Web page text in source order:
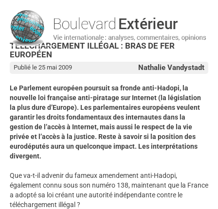
TÉLÉCHARGEMENT ILLÉGAL : BRAS DE FER
EUROPÉEN
Nathalie Vandystadt
Publié le 25 mai 2009
Le Parlement européen poursuit sa fronde anti-Hadopi, la
nouvelle loi française anti-piratage sur Internet (la législation
la plus dure d’Europe). Les parlementaires européens veulent
garantir les droits fondamentaux des internautes dans la
gestion de l’accès à Internet, mais aussi le respect de la vie
privée et l’accès à la justice. Reste à savoir si la position des
eurodéputés aura un quelconque impact. Les interprétations
divergent.
Que va-t-il advenir du fameux amendement anti-Hadopi,
également connu sous son numéro 138, maintenant que la France
a adopté sa loi créant une autorité indépendante contre le
téléchargement illégal ?